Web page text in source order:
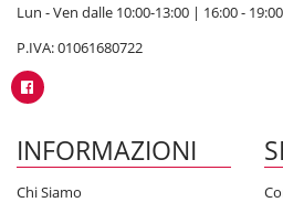
Lun - Ven dalle 10:00-13:00 | 16:00 - 19:00
P.IVA: 01061680722
INFORMAZIONI
Chi Siamo